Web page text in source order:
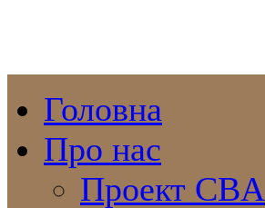
Головна
Про нас
Проект CBA